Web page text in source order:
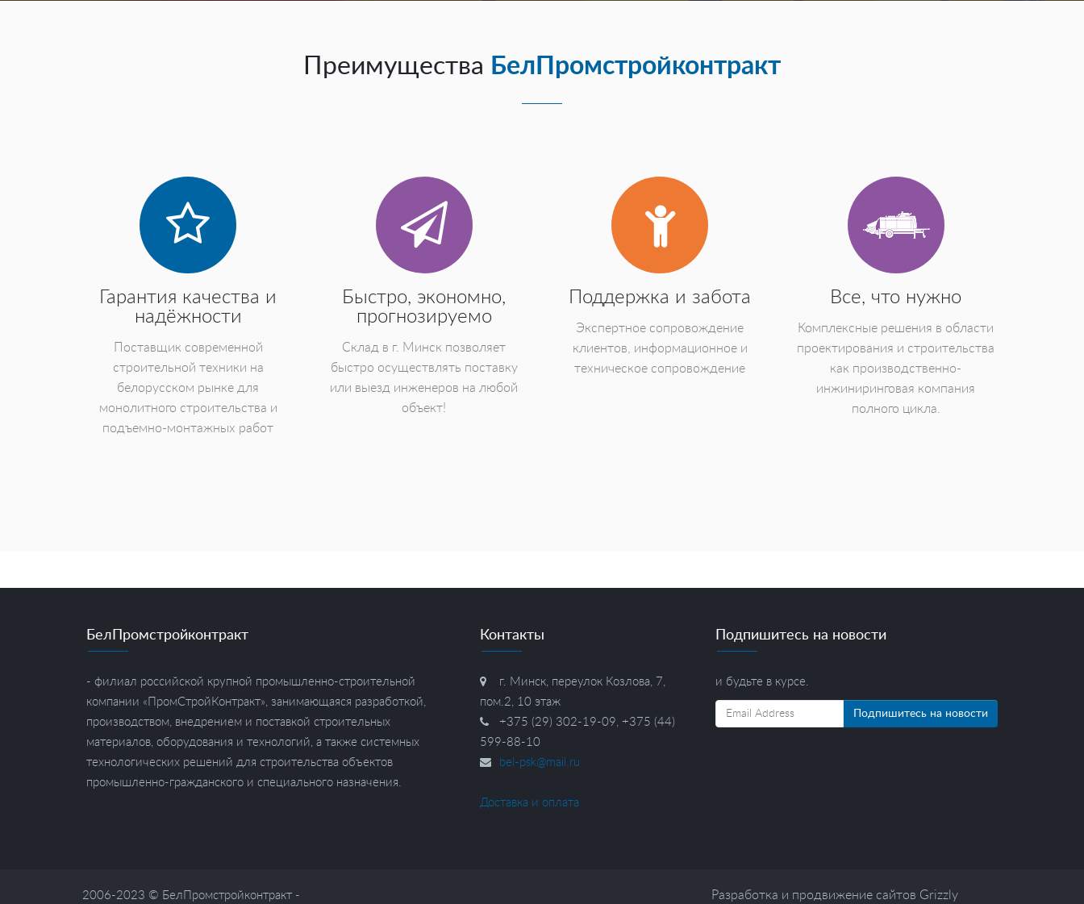
Преимущества БелПромстройконтракт
Гарантия качества и
надёжности
Поставщик современной
строительной техники на
белорусском рынке для
монолитного строительства и
подъемно-монтажных работ
Быстро, экономно,
прогнозируемо
Склад в г. Минск позволяет
быстро осуществлять поставку
или выезд инженеров на любой
объект!
Поддержка и забота
Экспертное сопровождение
клиентов, информационное и
техническое сопровождение
Все, что нужно
Комплексные решения в области
проектирования и строительства
как производственно-
инжиниринговая компания
полного цикла.
БелПромстройконтракт
- филиал российской крупной промышленно-строительной
компании «ПромСтройКонтракт», занимающаяся разработкой,
производством, внедрением и поставкой строительных
материалов, оборудования и технологий, а также системных
технологических решений для строительства объектов
промышленно-гражданского и специального назначения.
Контакты
г. Минск, переулок Козлова, 7,
пом.2, 10 этаж
+375 (29) 302-19-09, +375 (44)
599-88-10
bel-psk@mail.ru
Доставка и оплата
Подпишитесь на новости
и будьте в курсе.
Подпишитесь на новости
2006-2023 © БелПромстройконтракт - Разработка и продвижение сайтов Grizzly